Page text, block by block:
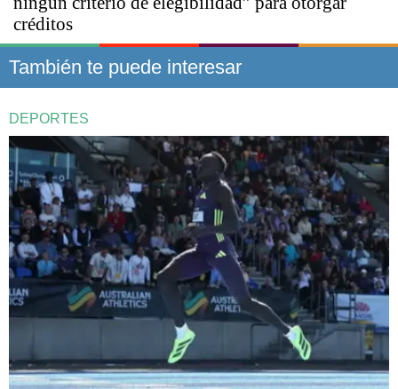
créditos
También te puede interesar
DEPORTES